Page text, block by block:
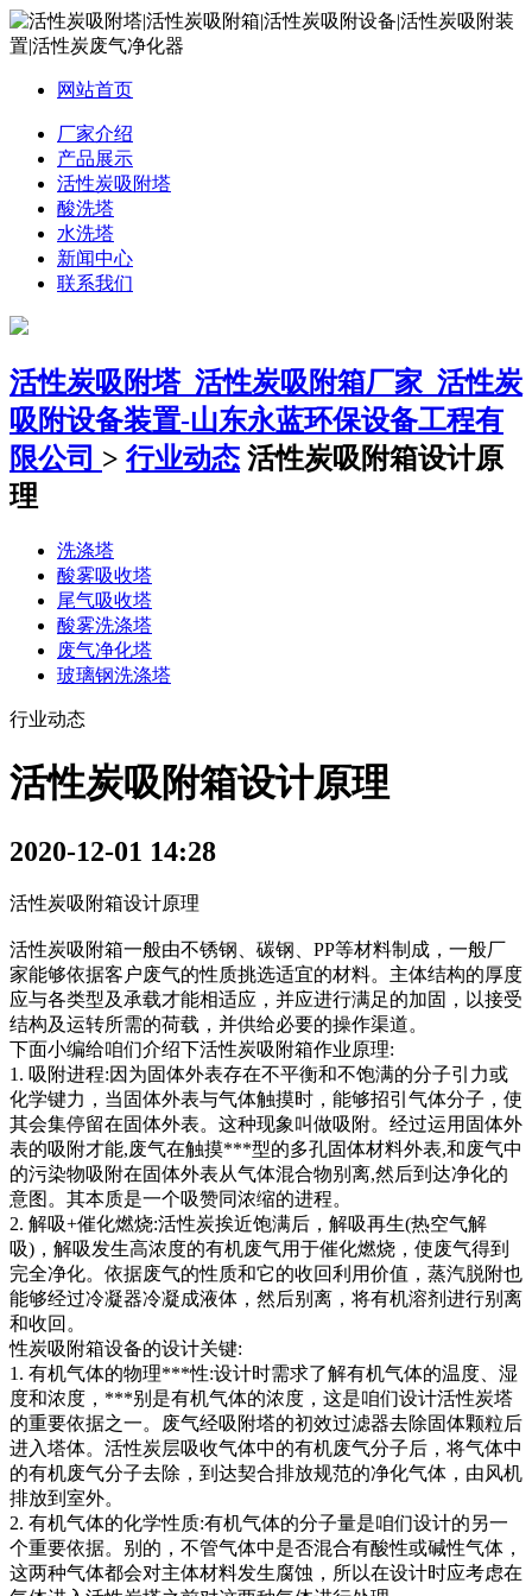
网站首页
厂家介绍
产品展示
活性炭吸附塔
酸洗塔
水洗塔
新闻中心
联系我们
活性炭吸附塔_活性炭吸附箱厂家_活性炭
吸附设备装置-山东永蓝环保设备工程有
限公司 > 行业动态 活性炭吸附箱设计原
理
洗涤塔
酸雾吸收塔
尾气吸收塔
酸雾洗涤塔
废气净化塔
玻璃钢洗涤塔
行业动态
活性炭吸附箱设计原理
2020-12-01 14:28
活性炭吸附箱设计原理
活性炭吸附箱一般由不锈钢、碳钢、PP等材料制成，一般厂
家能够依据客户废气的性质挑选适宜的材料。主体结构的厚度
应与各类型及承载才能相适应，并应进行满足的加固，以接受
结构及运转所需的荷载，并供给必要的操作渠道。
下面小编给咱们介绍下活性炭吸附箱作业原理:
1. 吸附进程:因为固体外表存在不平衡和不饱满的分子引力或
化学键力，当固体外表与气体触摸时，能够招引气体分子，使
其会集停留在固体外表。这种现象叫做吸附。经过运用固体外
表的吸附才能,废气在触摸***型的多孔固体材料外表,和废气中
的污染物吸附在固体外表从气体混合物别离,然后到达净化的
意图。其本质是一个吸赞同浓缩的进程。
2. 解吸+催化燃烧:活性炭挨近饱满后，解吸再生(热空气解
吸)，解吸发生高浓度的有机废气用于催化燃烧，使废气得到
完全净化。依据废气的性质和它的收回利用价值，蒸汽脱附也
能够经过冷凝器冷凝成液体，然后别离，将有机溶剂进行别离
和收回。
性炭吸附箱设备的设计关键:
1. 有机气体的物理***性:设计时需求了解有机气体的温度、湿
度和浓度，***别是有机气体的浓度，这是咱们设计活性炭塔
的重要依据之一。废气经吸附塔的初效过滤器去除固体颗粒后
进入塔体。活性炭层吸收气体中的有机废气分子后，将气体中
的有机废气分子去除，到达契合排放规范的净化气体，由风机
排放到室外。
2. 有机气体的化学性质:有机气体的分子量是咱们设计的另一
个重要依据。别的，不管气体中是否混合有酸性或碱性气体，
这两种气体都会对主体材料发生腐蚀，所以在设计时应考虑在